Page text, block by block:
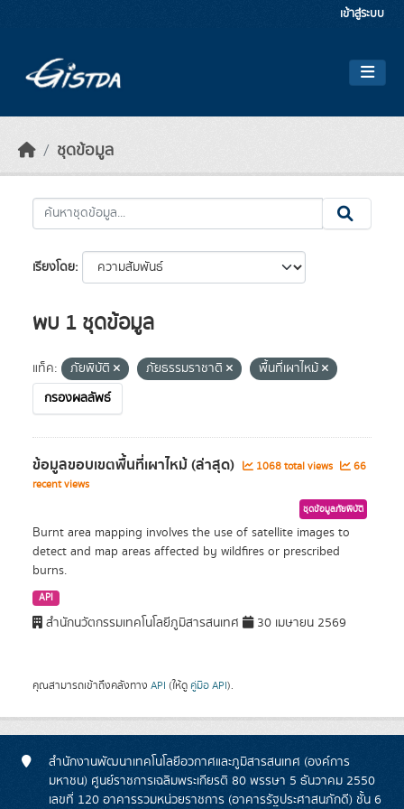
เข้าสู่ระบบ
ชุดข้อมูล
เรียงโดย
พบ 1 ชุดข้อมูล
แท็ค: ภัยพิบัติ ภัยธรรมราชาติ
พื้นที่เผาไหม้
กรองผลลัพธ์
ข้อมูลขอบเขตพื้นที่เผาไหม้ (ล่าสุด) 1068 total views
66
recent views
ชุดข้อมูลภัยพิบัติ
Burnt area mapping involves the use of satellite images to
detect and map areas affected by wildfires or prescribed
burns.
API
สำนักนวัตกรรมเทคโนโลยีภูมิสารสนเทศ 30 เมษายน 2569
คุณสามารถเข้าถึงคลังทาง API (ให้ดู คู่มือ API).
สำนักงานพัฒนาเทคโนโลยีอวกาศและภูมิสารสนเทศ (องค์การ
มหาชน) ศูนย์ราชการเฉลิมพระเกียรติ 80 พรรษา 5 ธันวาคม 2550
เลขที่ 120 อาคารรวมหน่วยราชการ (อาคารรัฐประศาสนภักดี) ชั้น 6